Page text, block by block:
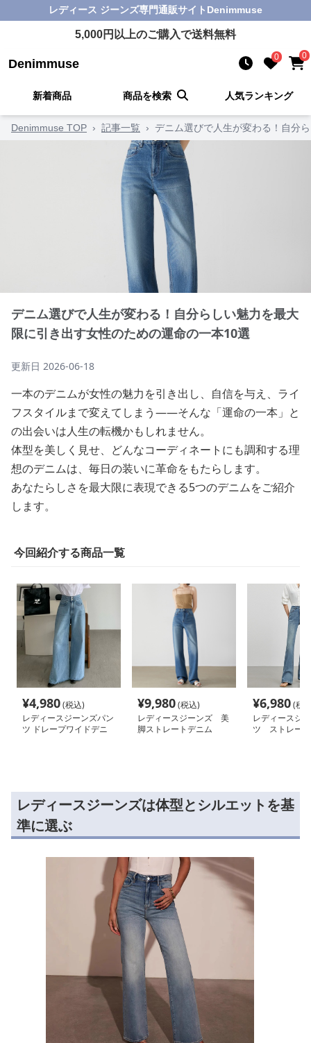
レディース ジーンズ専門通販サイト Denimmuse
5,000円以上のご購入で送料無料
Denimmuse 0 0
新着商品 商品を検索 人気ランキング
Denimmuse TOP › 記事一覧 › デニム選びで人生が変わる！自分
デニム選びで人生が変わる！自分らしい魅力を最大
限に引き出す女性のための運命の一本10選
更新日 2026-06-18
一本のデニムが女性の魅力を引き出し、自信を与え、ライ
フスタイルまで変えてしまう——そんな「運命の一本」と
の出会いは人生の転機かもしれません。
体型を美しく見せ、どんなコーディネートにも調和する理
想のデニムは、毎日の装いに革命をもたらします。
あなたらしさを最大限に表現できる5つのデニムをご紹介
します。
今回紹介する商品一覧
¥4,980(税込)
レディースジーンズパン
ツ ドレープワイドデニ
¥9,980(税込)
レディースジーンズ 美
脚ストレートデニム
¥6,980(税
レディースジ
ツ ストレー
レディースジーンズは体型とシルエットを基
準に選ぶ